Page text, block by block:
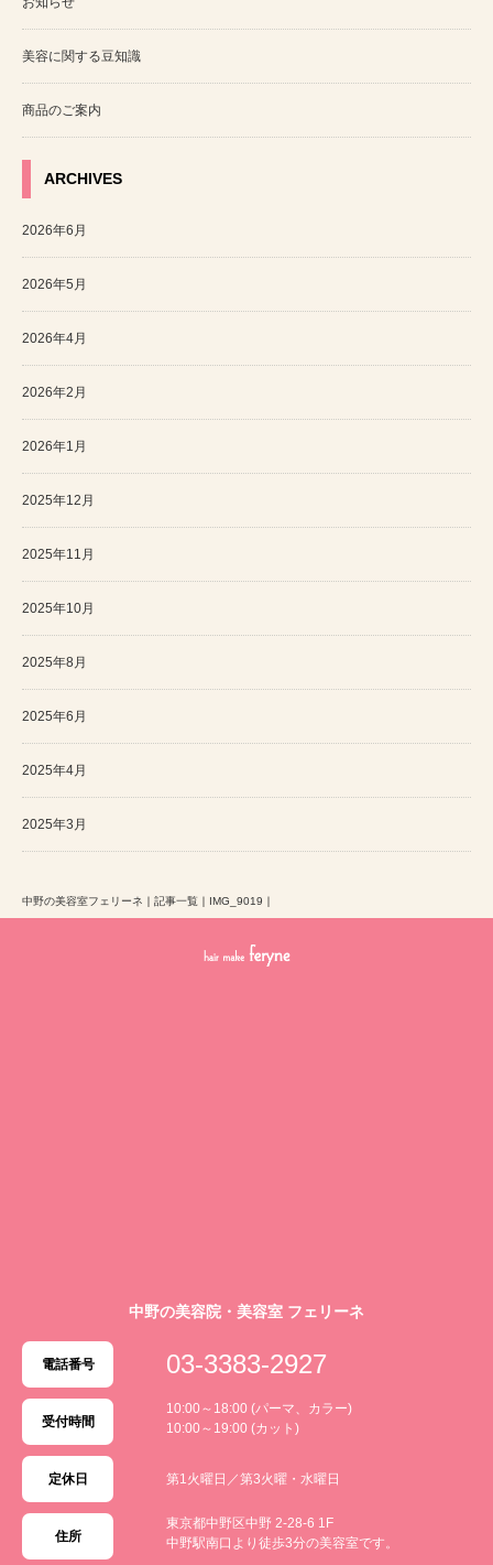
美容に関する豆知識
商品のご案内
ARCHIVES
2026年6月
2026年5月
2026年4月
2026年2月
2026年1月
2025年12月
2025年11月
2025年10月
2025年8月
2025年6月
2025年4月
2025年3月
中野の美容室フェリーネ ｜ 記事一覧 ｜ IMG_9019 ｜
中野の美容院・美容室 フェリーネ
電話番号 03-3383-2927
受付時間
10:00～18:00 (パーマ、カラー)
10:00～19:00 (カット)
定休日 第1火曜日／第3火曜・水曜日
住所
東京都中野区中野 2-28-6 1F
中野駅南口より徒歩3分の美容室です。